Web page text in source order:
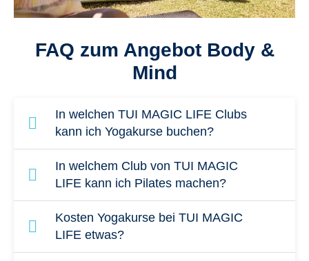
FAQ zum Angebot Body &
Mind
In welchen TUI MAGIC LIFE Clubs
kann ich Yogakurse buchen?
Yogakurse kannst du u.a. in folgenden Clubs
buchen:
TUI MAGIC LIFE Plimmiri (Rhodos,
In welchem Club von TUI MAGIC
LIFE kann ich Pilates machen?
In diesen Clubs bieten wir dir Pilates-Kurse
an:
Kosten Yogakurse bei TUI MAGIC
LIFE etwas?